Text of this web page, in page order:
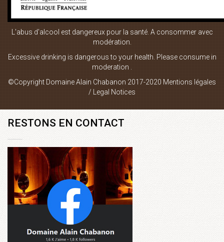
LIENS UTILES
Plan du site
Contact
RESTONS EN CONTACT
L'abus d'alcool est dangereux pour la santé. A consommer avec
modération.
Excessive drinking is dangerous to your health. Please consume in
moderation .
©Copyright Domaine Alain Chabanon 2017-2020 Mentions légales
/ Legal Notices